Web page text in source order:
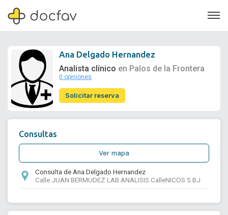
Soporte
Ana Delgado Hernandez
Analista clínico en Palos de la Frontera
0 opiniones
Solicitar reserva
Consultas
Ver mapa
Consulta de Ana Delgado Hernandez
Calle JUAN BERMUDEZ LAB.ANALISIS CalleNICOS 5 BJ